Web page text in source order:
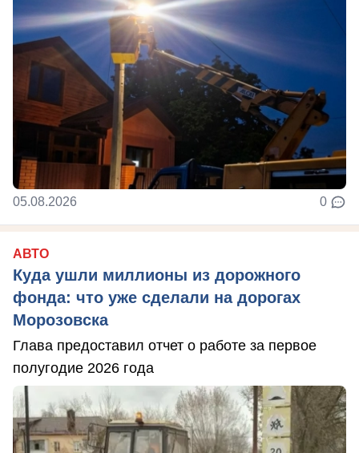
05.08.2026 0
АВТО
Куда ушли миллионы из дорожного
фонда: что уже сделали на дорогах
Морозовска
Глава предоставил отчет о работе за первое
полугодие 2026 года